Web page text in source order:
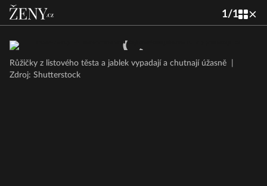
1/1
Růžičky z listového těsta a jablek vypadají a chutnají úžasně
Zdroj: Shutterstock